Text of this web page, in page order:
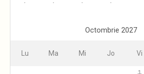
Octombrie 2027
Lu Ma Mi Jo Vi